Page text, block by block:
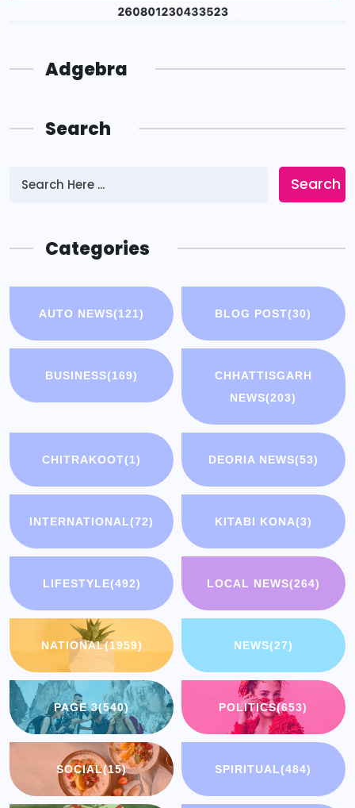
Adgebra
Search
Search
Categories
AUTO NEWS(121) BLOG POST(30)
BUSINESS(169)
CHHATTISGARH
NEWS(203)
CHITRAKOOT(1) DEORIA NEWS(53)
INTERNATIONAL(72) KITABI KONA(3)
LIFESTYLE(492) LOCAL NEWS(264)
NATIONAL(1959) NEWS(27)
PAGE 3(540) POLITICS(653)
SOCIAL(15) SPIRITUAL(484)